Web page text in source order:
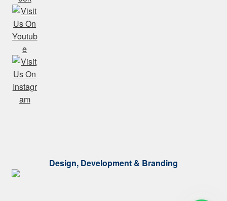
Design, Development & Branding